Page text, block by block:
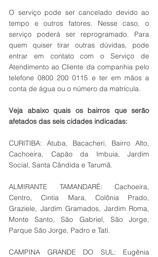
O serviço pode ser cancelado devido ao
tempo e outros fatores. Nesse caso, o
serviço poderá ser reprogramado. Para
quem quiser tirar outras dúvidas, pode
entrar em contato com o Serviço de
Atendimento ao Cliente da companhia pelo
telefone 0800 200 0115 e ter em mãos a
conta de água ou o número da matrícula.
Veja abaixo quais os bairros que serão
afetados das seis cidades indicadas:
CURITIBA: Atuba, Bacacheri, Bairro Alto,
Cachoeira, Capão da Imbuia, Jardim
Social, Santa Cândida e Tarumã.
ALMIRANTE TAMANDARÉ: Cachoeira,
Centro, Cintia Mara, Colônia Prado,
Graziele, Jardim Gramados, Jardim Roma,
Monte Santo, São Gabriel, São Jorge,
Parque São Jorge, Padro e Tati.
CAMPINA GRANDE DO SUL: Eugênia